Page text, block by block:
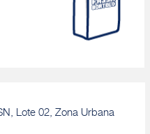
Lote 02, Zona Urbana